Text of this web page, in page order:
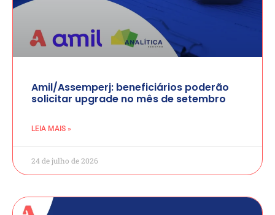
Amil/Assemperj: beneficiários poderão
solicitar upgrade no mês de setembro
LEIA MAIS »
24 de julho de 2026